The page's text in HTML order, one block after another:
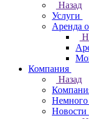
Назад
Услуги
Аренда
Компания
Назад
Немного
Новости